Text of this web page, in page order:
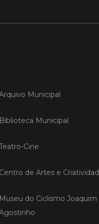
Municipal
Biblioteca Municipal
Cine
Centro de Artes e
Museu do Ciclismo Joaquim